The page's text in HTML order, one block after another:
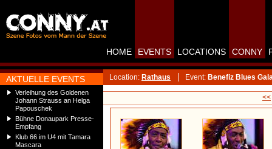
AKTUELLE EVENTS
Verleihung des Goldenen
Johann Strauss an Helga
Papouschek
Bühne Donaupark Presse-
Empfang
Klub 66 im U4 mit Tamara
Mascara
HOME EVENTS LOCATIONS CONNY
Location: Rathaus Event: Benefiz Blues
<<